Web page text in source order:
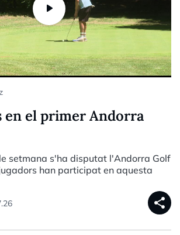
en el primer Andorra
setmana s'ha disputat l'Andorra Golf
han participat en aquesta
share